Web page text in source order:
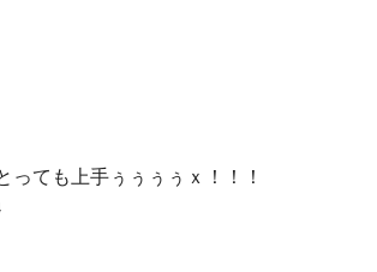
っても上手ぅぅぅぅｘ！！！